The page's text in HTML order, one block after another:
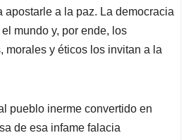
apostarle a la paz. La democracia
mundo y, por ende, los
morales y éticos los invitan a la
pueblo inerme convertido en
de esa infame falacia